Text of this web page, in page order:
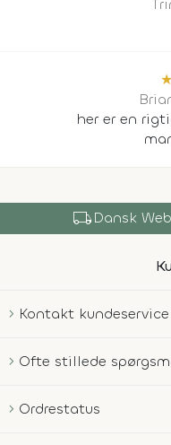
★
her er en
local_shippingDansk
Kontakt kundeservice
Ofte stillede
Ordrestatus